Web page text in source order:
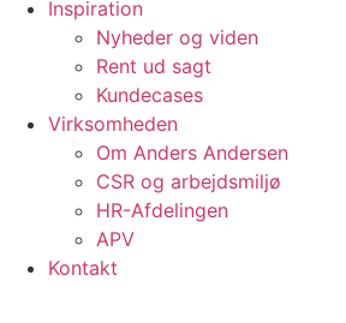
Inspiration
Nyheder og viden
Rent ud sagt
Kundecases
Virksomheden
Om Anders Andersen
CSR og arbejdsmiljø
HR-Afdelingen
APV
Kontakt